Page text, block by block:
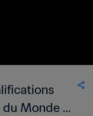
Monde de